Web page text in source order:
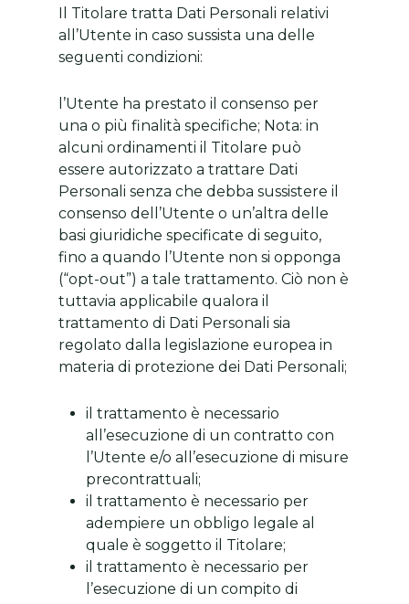
Il Titolare tratta Dati Personali relativi
all’Utente in caso sussista una delle
seguenti condizioni:
l’Utente ha prestato il consenso per
una o più finalità specifiche; Nota: in
alcuni ordinamenti il Titolare può
essere autorizzato a trattare Dati
Personali senza che debba sussistere il
consenso dell’Utente o un’altra delle
basi giuridiche specificate di seguito,
fino a quando l’Utente non si opponga
(“opt-out”) a tale trattamento. Ciò non è
tuttavia applicabile qualora il
trattamento di Dati Personali sia
regolato dalla legislazione europea in
materia di protezione dei Dati Personali;
il trattamento è necessario
all’esecuzione di un contratto con
l’Utente e/o all’esecuzione di misure
precontrattuali;
il trattamento è necessario per
adempiere un obbligo legale al
quale è soggetto il Titolare;
il trattamento è necessario per
l’esecuzione di un compito di